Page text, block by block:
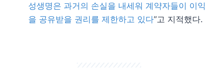
성생명은 과거의 손실을 내세워 계약자들이 이익
을 공유받을 권리를 제한하고 있다”고 지적했다.